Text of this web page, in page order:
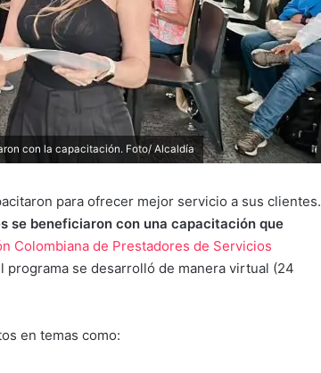
con la capacitación. Foto/ Alcaldía
para ofrecer mejor servicio a sus clientes.
se beneficiaron con una capacitación que
Colombiana de Prestadores de Servicios
programa se desarrolló de manera virtual (24
en temas como: